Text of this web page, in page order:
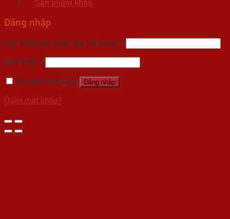
Sản phẩm khác
Đăng nhập
Tên tài khoản hoặc địa chỉ email *
Mật khẩu *
Ghi nhớ mật khẩu
Đăng nhập
Quên mật khẩu?